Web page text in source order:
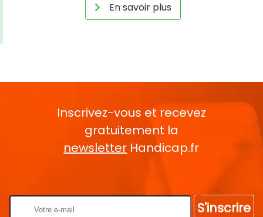
En savoir plus
Inscrivez-vous et recevez
gratuitement la
newsletter Handicap.fr
S'inscrire